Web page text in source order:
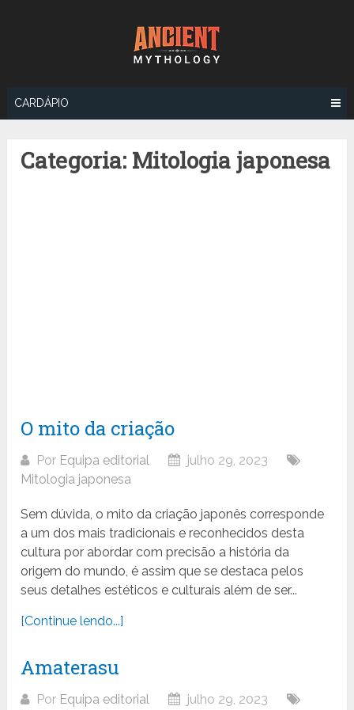
CARDÁPIO
Categoria: Mitologia japonesa
O mito da criação
Por Equipa editorial
julho 29, 2023
Mitologia japonesa
Sem dúvida, o mito da criação japonês corresponde
a um dos mais tradicionais e reconhecidos desta
cultura por abordar com precisão a história da
origem do mundo, é assim que se destaca pelos
seus detalhes estéticos e culturais além de ser...
[Continue lendo...]
Amaterasu
Por Equipa editorial
julho 29, 2023